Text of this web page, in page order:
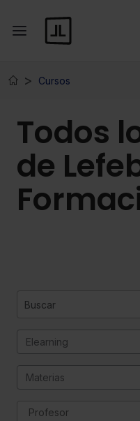
Cursos
Todos
de
Elearning
Materias